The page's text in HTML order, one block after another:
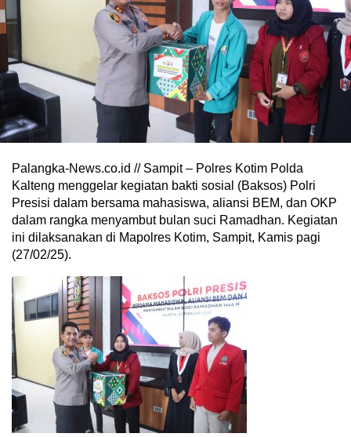
Palangka-News.co.id // Sampit – Polres Kotim Polda
Kalteng menggelar kegiatan bakti sosial (Baksos) Polri
Presisi dalam bersama mahasiswa, aliansi BEM, dan OKP
dalam rangka menyambut bulan suci Ramadhan. Kegiatan
ini dilaksanakan di Mapolres Kotim, Sampit, Kamis pagi
(27/02/25).